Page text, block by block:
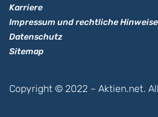
Karriere
Impressum und rechtliche Hinweise
Datenschutz
Sitemap
Copyright © 2022 – Aktien.net.